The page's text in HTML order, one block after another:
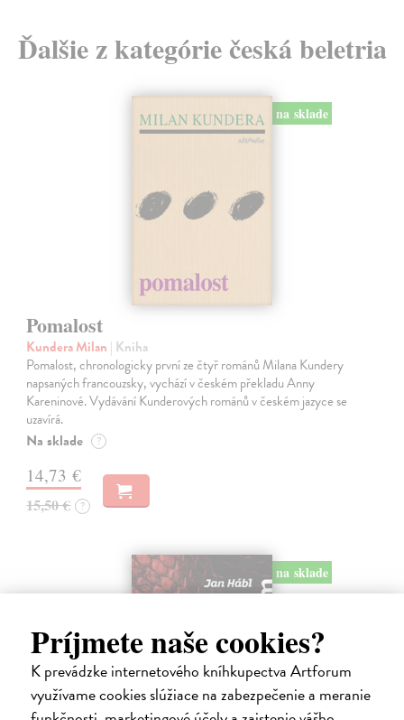
Príjmete naše cookies?
K prevádzke internetového kníhkupectva Artforum
využívame cookies slúžiace na zabezpečenie a meranie
Ďalšie z kategórie česká beletria
na sklade
Pomalost
Kundera Milan | Kniha
Pomalost, chronologicky první ze čtyř románů Milana Kundery
napsaných francouzsky, vychází v českém překladu Anny
Kareninové. Vydávání Kunderových románů v českém jazyce se
uzavírá.
Na sklade ?
14,73 €
15,50 € ?
na sklade